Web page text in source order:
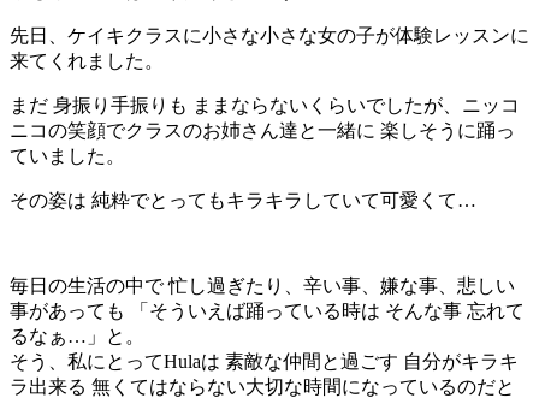
先日、ケイキクラスに小さな小さな女の子が体験レッスンに
来てくれました。
まだ 身振り手振りも ままならないくらいでしたが、ニッコ
ニコの笑顔でクラスのお姉さん達と一緒に 楽しそうに踊っ
ていました。
その姿は 純粋でとってもキラキラしていて可愛くて…
毎日の生活の中で 忙し過ぎたり、辛い事、嫌な事、悲しい
事があっても 「そういえば踊っている時は そんな事 忘れて
るなぁ…」と。
そう、私にとってHulaは 素敵な仲間と過ごす 自分がキラキ
ラ出来る 無くてはならない大切な時間になっているのだと